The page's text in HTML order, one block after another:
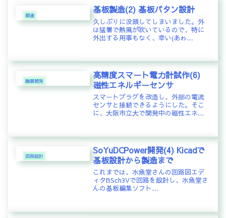
調達
基板製造(2) 基板パタン設計
久しぶりに没頭してしまいました。外
は猛暑で熱風が吹いているので、特に
外出する用事もなく、幸い(あゎ
は誰の邪魔も入らない好環境を神様が
与えて下さった。こんなチャンスは老
化訓...
機器開発
高精度スマート電力計試作(6)
磁性エネルギーセンサ
スマートプラグを改造し、外部の電流
センサと接続できるようにした。そこ
に、大阪市立大で開発中の磁性エネル
ヘッドに使われていた部材を磁界測定
に使うというアイデアが具現化したも
の...
回路設計
SoYuDCPower開発(4) Kicadで
基板設計から製造まで
これまでは、水魚堂さんの回路図エデ
ィタBSch3Vで回路を設計し、水魚堂さ
んの基板編集ソフト
トリストでさくっと引き渡すことがで